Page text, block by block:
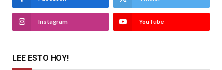
Instagram YouTube
LEE ESTO HOY!